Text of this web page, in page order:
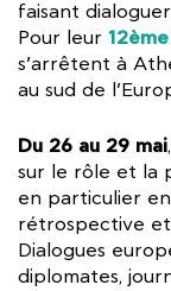
faisant
Pour leur
s’arrêtent à
au sud de
Du 26 au 29 mai
sur le rôle et la
en particulier
rétrospective
Dialogues
diplomates,